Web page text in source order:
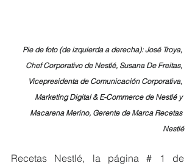
Pie de foto (de izquierda a derecha): José Troya,
Chef Corporativo de Nestlé, Susana De Freitas,
Vicepresidenta de Comunicación Corporativa,
Marketing Digital & E-Commerce de Nestlé y
Macarena Merino, Gerente de Marca Recetas
Nestlé
Recetas Nestlé, la página # 1 de